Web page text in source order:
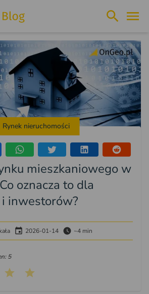
Rynek nieruchomości
mieszkaniowego w
oznacza to dla
inwestorów?
2026-01-14 ~4 min
5